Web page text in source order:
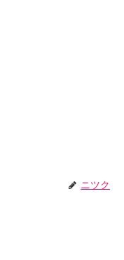
ニツク